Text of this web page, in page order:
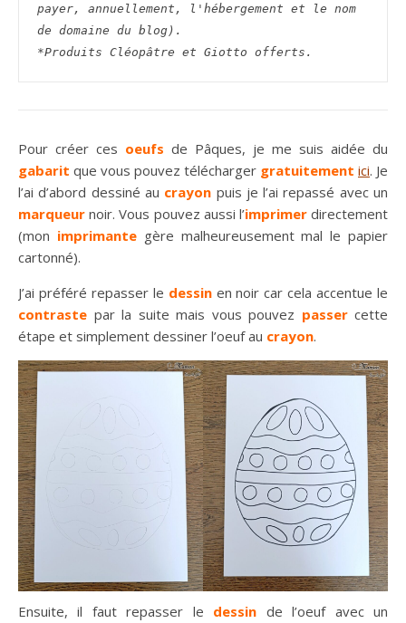
payer, annuellement, l'hébergement et le nom
de domaine du blog).
*Produits Cléopâtre et Giotto offerts.
Pour créer ces oeufs de Pâques, je me suis aidée du
gabarit que vous pouvez télécharger gratuitement ici. Je
l’ai d’abord dessiné au crayon puis je l’ai repassé avec un
marqueur noir. Vous pouvez aussi l’imprimerdirectement
(mon imprimantegère malheureusement mal le papier
cartonné).
J’ai préféré repasser le dessin en noir car cela accentue le
contraste par la suite mais vous pouvez passer cette
étape et simplement dessiner l’oeuf au crayon.
Ensuite, il faut repasser le dessin de l’oeuf avec un